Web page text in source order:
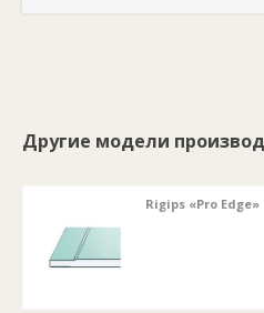
Другие модели
Rigips «Pro Edge»